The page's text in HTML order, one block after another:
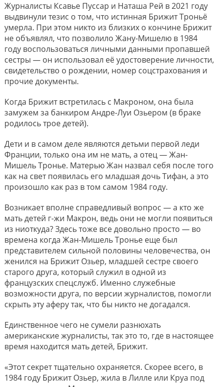
Журналисты Ксавье Пуссар и Наташа Рей в 2021 году
выдвинули тезис о том, что истинная Брижит Троньё
умерла. При этом никто из близких о кончине Брижит
не объявлял, что позволило Жану-Мишелю в 1984
году воспользоваться личными данными пропавшей
сестры — он использовал её удостоверение личности,
свидетельство о рождении, номер соцстрахования и
прочие документы.
Когда Брижит встретилась с Макроном, она была
замужем за банкиром Андре-Луи Озьером (в браке
родилось трое детей).
Дети и в самом деле являются детьми первой леди
Франции, только она им не мать, а отец — Жан-
Мишель Тронье. Матерью Жан назвал себя после того
как на свет появилась его младшая дочь Тифан, а это
произошло как раз в том самом 1984 году.
Возникает вполне справедливый вопрос — а кто же
мать детей г-жи Макрон, ведь они не могли появиться
из ниоткуда? Здесь тоже все довольно просто — во
времена когда Жан-Мишель Тронье еще был
представителем сильной половины человечества, он
женился на Брижит Озьер, младшей сестре своего
старого друга, который служил в одной из
французских спецслужб. Именно служебные
возможности друга, по версии журналистов, помогли
скрыть эту аферу так, что бы никто не догадался.
Единственное чего не сумели разнюхать
американские журналисты, так это то, где в настоящее
время находится мать детей, Брижит.
«Этот секрет тщательно охраняется. Скорее всего, в
1984 году Брижит Озьер, жила в Лилле или Круа под